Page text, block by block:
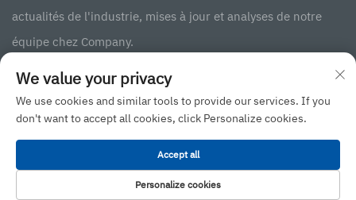
actualités de l'industrie, mises à jour et analyses de notre
équipe chez Company.
S'abonner
Droit d'auteur © 2025 JINAN BINGXIN INTERNATIONAL BUSINESS CO., LTD
Remonter en haut
We value your privacy
We use cookies and similar tools to provide our services. If you
don't want to accept all cookies, click Personalize cookies.
Personalize cookies
Accept all